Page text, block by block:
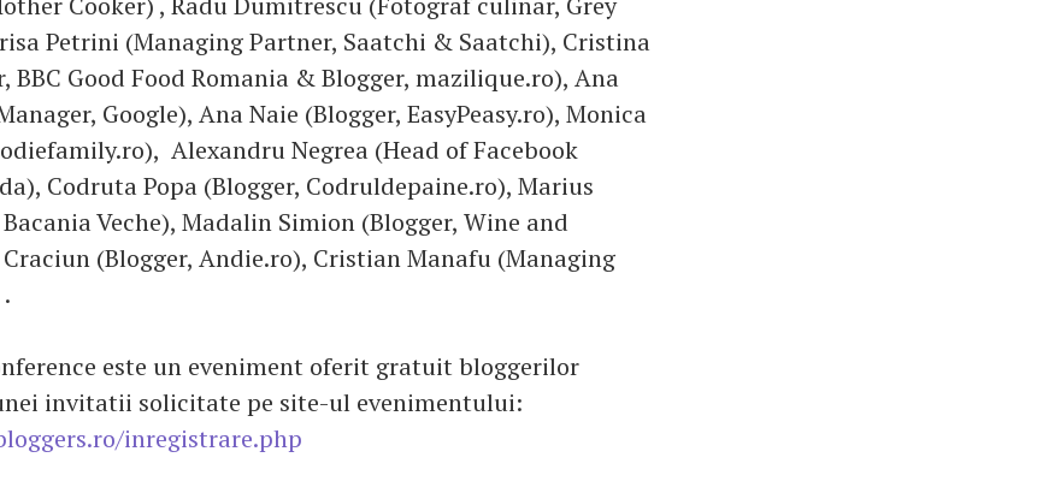
Petrini (Managing Partner, Saatchi & Saatchi), Cristina
BBC Good Food Romania & Blogger, mazilique.ro), Ana
Google), Ana Naie (Blogger, EasyPeasy.ro), Monica
Alexandru Negrea (Head of Facebook
Codruta Popa (Blogger, Codruldepaine.ro), Marius
Veche), Madalin Simion (Blogger, Wine and
(Blogger, Andie.ro), Cristian Manafu (Managing
este un eveniment oferit gratuit bloggerilor
invitatii solicitate pe site-ul evenimentului:
inregistrare.php